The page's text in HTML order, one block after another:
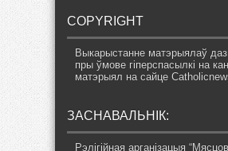
COPYRIGHT
Выкарыстанне матэрыялаў
пры ўмове гіперспасылкі на
матэрыял на сайце
ЗАСНАВАЛЬНІК:
Рэлігійная арганізацыя